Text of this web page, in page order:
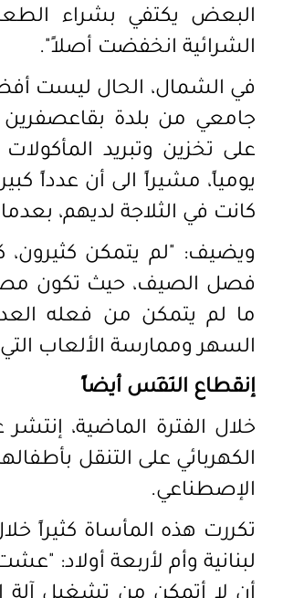
البعض يكتفي بشراء
الشرائية انخفضت أصلاً".
جامعي من بلدة بقاعصفرين
على تخزين وتبريد
يومياً، مشيراً الى أن عدداً
كانت في الثلاجة لديهم،
ويضيف: "لم يتمكن كثيرون،
فصل الصيف، حيث تكون
ما لم يتمكن من فعله
السهر وممارسة الألعاب التي
إنقطاع النَفَس أيضاً
خلال الفترة الماضية، إنتشر
الكهربائي على التنقل
الإصطناعي.
لبنانية وأم لأربعة أولاد: